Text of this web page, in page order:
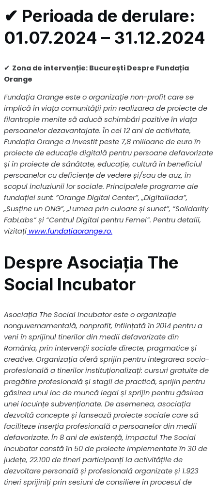
✔ Perioada de derulare:
01.07.2024 – 31.12.2024
✔ Zona de intervenție: București Despre Fundația
Orange
Fundația Orange este o organizație non-profit care se
implică în viața comunității prin realizarea de proiecte de
filantropie menite să aducă schimbări pozitive în viața
persoanelor dezavantajate. În cei 12 ani de activitate,
Fundația Orange a investit peste 7,8 milioane de euro în
proiecte de educație digitală pentru persoane defavorizate
și în proiecte de sănătate, educație, cultură în beneficiul
persoanelor cu deficiențe de vedere și/sau de auz, în
scopul incluziunii lor sociale. Principalele programe ale
fundației sunt: ”Orange Digital Center”, „Digitaliada”,
„Susține un ONG”, „Lumea prin culoare și sunet”, “Solidarity
FabLabs” și “Centrul Digital pentru Femei”. Pentru detalii,
vizitați www.fundatiaorange.ro.
Despre Asociația The
Social Incubator
Asociația The Social Incubator este o organizație
nonguvernamentală, nonprofit, ȋnființată ȋn 2014 pentru a
veni ȋn sprijinul tinerilor din medii defavorizate din
România, prin intervenții sociale directe, pragmatice și
creative. Organizația oferă sprijin pentru integrarea socio-
profesională a tinerilor instituționalizați: cursuri gratuite de
pregătire profesională și stagii de practică, sprijin pentru
găsirea unui loc de muncă legal și sprijin pentru găsirea
unei locuințe subvenționate. De asemenea, asociația
dezvoltă concepte și lansează proiecte sociale care să
faciliteze inserția profesională a persoanelor din medii
defavorizate. În 8 ani de existență, impactul The Social
Incubator constă în 50 de proiecte implementate în 30 de
județe, 22.100 de tineri participanți la activitățile de
dezvoltare personală și profesională organizate și 1.923
tineri sprijiniți prin sesiuni de consiliere în procesul de